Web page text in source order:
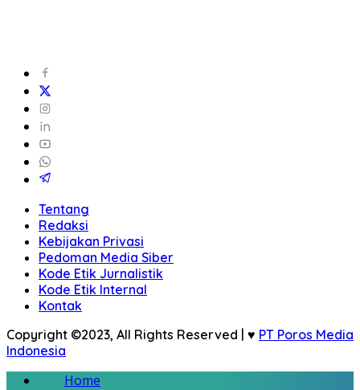
Tentang
Redaksi
Kebijakan Privasi
Pedoman Media Siber
Kode Etik Jurnalistik
Kode Etik Internal
Kontak
Copyright ©2023, All Rights Reserved | ♥ PT Poros Media
Indonesia
Home